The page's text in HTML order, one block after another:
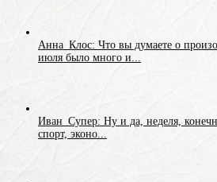
Анна_Клос: Что вы думаете о
июля было много и...
Иван_Супер: Ну и да, неделя,
спорт, эконо...